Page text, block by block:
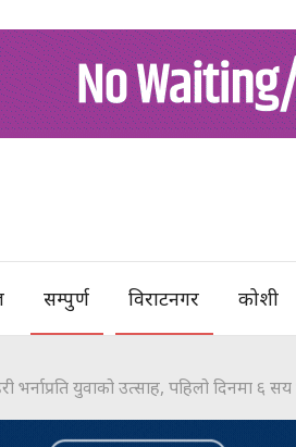
सम्पुर्ण विराटनगर कोशी
भर्नाप्रति युवाको उत्साह, पहिलो दिनमा ६